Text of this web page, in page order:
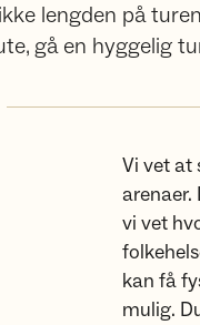
lengden på
gå en hyggelig
Vi vet at
vi vet
kan få
mulig.